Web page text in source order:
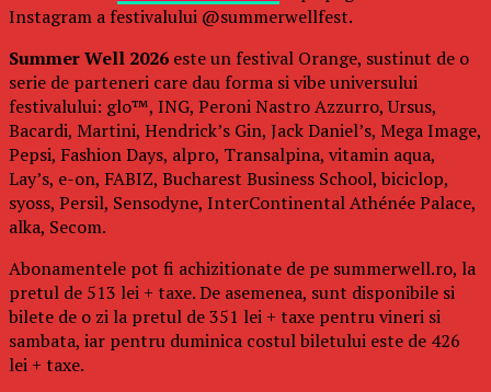
Instagram a festivalului @summerwellfest.
Summer Well 2026 este un festival Orange, sustinut de o
serie de parteneri care dau forma si vibe universului
festivalului: glo™, ING, Peroni Nastro Azzurro, Ursus,
Bacardi, Martini, Hendrick’s Gin, Jack Daniel’s, Mega Image,
Pepsi, Fashion Days, alpro, Transalpina, vitamin aqua,
Lay’s, e-on, FABIZ, Bucharest Business School, biciclop,
syoss, Persil, Sensodyne, InterContinental Athénée Palace,
alka, Secom.
Abonamentele pot fi achizitionate de pe summerwell.ro, la
pretul de 513 lei + taxe. De asemenea, sunt disponibile si
bilete de o zi la pretul de 351 lei + taxe pentru vineri si
sambata, iar pentru duminica costul biletului este de 426
lei + taxe.